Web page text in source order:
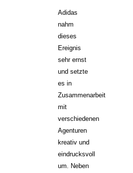
Adidas
nahm
dieses
Ereignis
sehr ernst
und setzte
es in
Zusammenarbeit
mit
verschiedenen
Agenturen
kreativ und
eindrucksvoll
um. Neben